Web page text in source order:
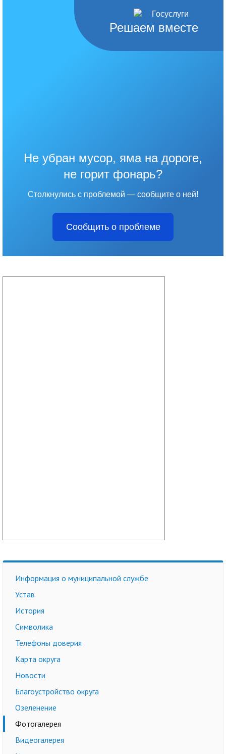
Решаем вместе
Не убран мусор, яма на дороге,
не горит фонарь?
Столкнулись с проблемой — сообщите о ней!
Сообщить о проблеме
Информация о муниципальной службе
Устав
История
Символика
Телефоны доверия
Карта округа
Новости
Благоустройство округа
Озеленение
Фотогалерея
Видеогалерея